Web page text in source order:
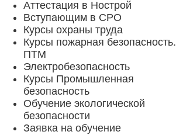
Аттестация в Нострой
Вступающим в СРО
Курсы охраны труда
Курсы пожарная безопасность.
ПТМ
Электробезопасность
Курсы Промышленная
безопасность
Обучение экологической
безопасности
Заявка на обучение